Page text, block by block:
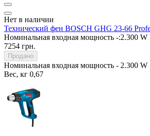
Нет в наличии
Технический фен BOSCH GHG 23-66
Номинальная входная мощность -:2.300 W
7254 грн.
Продано
Номинальная входная мощность - 2.300 W
Вес, кг 0,67